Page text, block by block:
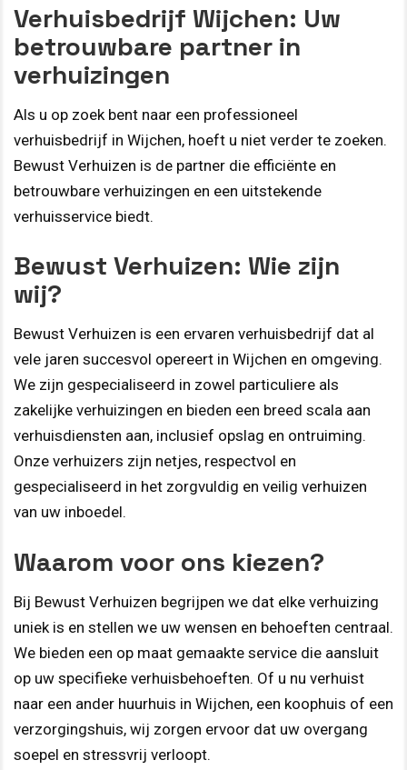
Verhuisbedrijf Wijchen: Uw
betrouwbare partner in
verhuizingen
Als u op zoek bent naar een professioneel
verhuisbedrijf in Wijchen, hoeft u niet verder te zoeken.
Bewust Verhuizen is de partner die efficiënte en
betrouwbare verhuizingen en een uitstekende
verhuisservice biedt.
Bewust Verhuizen: Wie zijn
wij?
Bewust Verhuizen is een ervaren verhuisbedrijf dat al
vele jaren succesvol opereert in Wijchen en omgeving.
We zijn gespecialiseerd in zowel particuliere als
zakelijke verhuizingen en bieden een breed scala aan
verhuisdiensten aan, inclusief opslag en ontruiming.
Onze verhuizers zijn netjes, respectvol en
gespecialiseerd in het zorgvuldig en veilig verhuizen
van uw inboedel.
Waarom voor ons kiezen?
Bij Bewust Verhuizen begrijpen we dat elke verhuizing
uniek is en stellen we uw wensen en behoeften centraal.
We bieden een op maat gemaakte service die aansluit
op uw specifieke verhuisbehoeften. Of u nu verhuist
naar een ander huurhuis in Wijchen, een koophuis of een
verzorgingshuis, wij zorgen ervoor dat uw overgang
soepel en stressvrij verloopt.